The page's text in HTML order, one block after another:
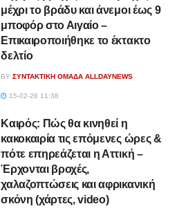
μέχρι το βράδυ και άνεμοι έως 9
μποφόρ στο Αιγαίο –
Επικαιροποιήθηκε το έκτακτο
δελτίο
BY ΣΥΝΤΑΚΤΙΚΉ ΟΜΆΔΑ ALLDAYNEWS
15-02-26 11:38
Καιρός: Πώς θα κινηθεί η
κακοκαιρία τις επόμενες ώρες &
πότε επηρεάζεται η Αττική –
Έρχονται βροχές,
χαλαζοπτώσεις και αφρικανική
σκόνη (χάρτες, video)